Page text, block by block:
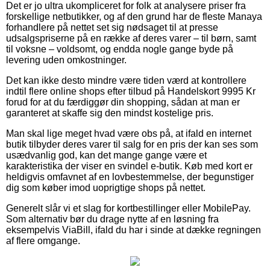
Det er jo ultra ukompliceret for folk at analysere priser fra
forskellige netbutikker, og af den grund har de fleste Manaya
forhandlere på nettet set sig nødsaget til at presse
udsalgspriserne på en række af deres varer – til børn, samt
til voksne – voldsomt, og endda nogle gange byde på
levering uden omkostninger.
Det kan ikke desto mindre være tiden værd at kontrollere
indtil flere online shops efter tilbud på Handelskort 9995 Kr
forud for at du færdiggør din shopping, sådan at man er
garanteret at skaffe sig den mindst kostelige pris.
Man skal lige meget hvad være obs på, at ifald en internet
butik tilbyder deres varer til salg for en pris der kan ses som
usædvanlig god, kan det mange gange være et
karakteristika der viser en svindel e-butik. Køb med kort er
heldigvis omfavnet af en lovbestemmelse, der begunstiger
dig som køber imod uoprigtige shops på nettet.
Generelt slår vi et slag for kortbestillinger eller MobilePay.
Som alternativ bør du drage nytte af en løsning fra
eksempelvis ViaBill, ifald du har i sinde at dække regningen
af flere omgange.